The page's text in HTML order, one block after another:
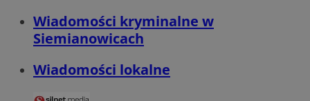
Wiadomości kryminalne w
Siemianowicach
Wiadomości lokalne